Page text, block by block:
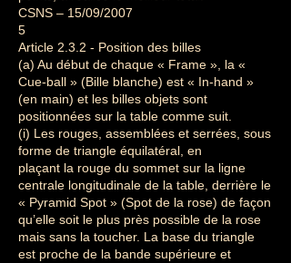
CSNS – 15/09/2007
5
Article 2.3.2 - Position des billes
(a) Au début de chaque « Frame », la «
Cue-ball » (Bille blanche) est « In-hand »
(en main) et les billes objets sont
positionnées sur la table comme suit.
(i) Les rouges, assemblées et serrées, sous
forme de triangle équilatéral, en
plaçant la rouge du sommet sur la ligne
centrale longitudinale de la table, derrière le
« Pyramid Spot » (Spot de la rose) de façon
qu’elle soit le plus près possible de la rose
mais sans la toucher. La base du triangle
est proche de la bande supérieure et